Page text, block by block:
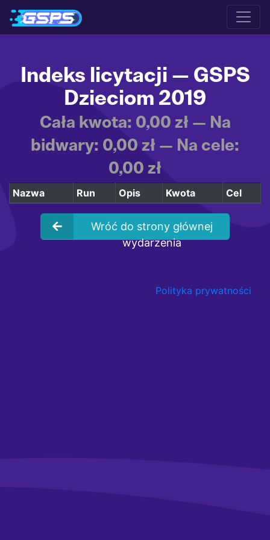
Indeks licytacji — GSPS
Dzieciom 2019
Cała kwota: 0,00 zł — Na
bidwary: 0,00 zł — Na cele:
0,00 zł
Nazwa Run Opis Kwota Cel
Wróć do strony głównej
wydarzenia
Polityka prywatności